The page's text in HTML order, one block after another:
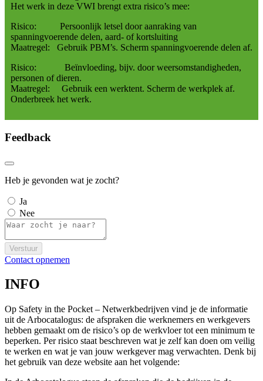
Het werk in deze VWI brengt extra risico’s mee:
Risico: Persoonlijk letsel door aanraking van
spanningvoerende delen, aard- of kortsluiting
Maatregel: Gebruik PBM’s. Scherm spanningvoerende delen af.
Risico: Beïnvloeding, bijv. door weersomstandigheden,
personen of dieren.
Maatregel: Gebruik een werktent. Scherm de werkplek af.
Onderbreek het werk.
Feedback
Heb je gevonden wat je zocht?
Ja
Nee
Verstuur
Contact opnemen
INFO
Op Safety in the Pocket – Netwerkbedrijven vind je de informatie
uit de Arbocatalogus: de afspraken die werknemers en werkgevers
hebben gemaakt om de risico’s op de werkvloer tot een minimum te
beperken. Per risico staat beschreven wat je zelf kan doen om veilig
te werken en wat je van jouw werkgever mag verwachten. Denk bij
het gebruik van deze website aan het volgende: